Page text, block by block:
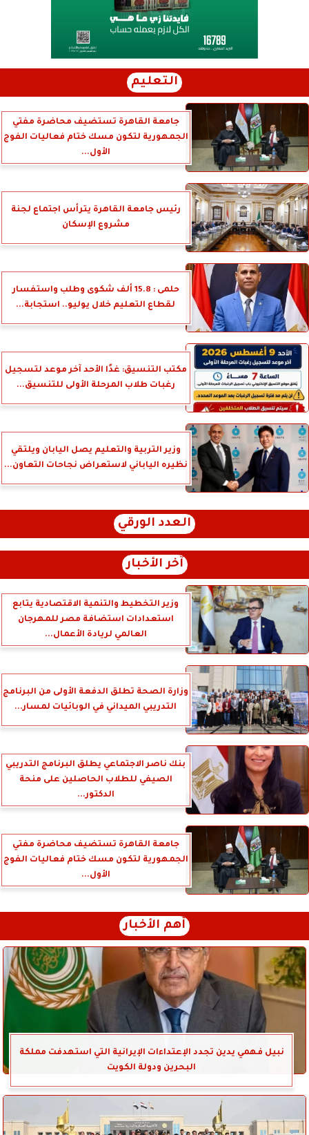
التعليم
جامعة القاهرة تستضيف محاضرة مفتي
الجمهورية لتكون مسك ختام فعاليات الفوج
الأول...
رئيس جامعة القاهرة يترأس اجتماع لجنة
مشروع الإسكان
حلمى : 15.8 ألف شكوى وطلب واستفسار
لقطاع التعليم خلال يوليو.. استجابة...
مكتب التنسيق: غدًا الأحد آخر موعد لتسجيل
رغبات طلاب المرحلة الأولى للتنسيق...
وزير التربية والتعليم يصل اليابان ويلتقي
نظيره الياباني لاستعراض نجاحات التعاون...
العدد الورقي
آخر الأخبار
وزير التخطيط والتنمية الاقتصادية يتابع
استعدادات استضافة مصر للمهرجان
العالمي لريادة الأعمال...
وزارة الصحة تطلق الدفعة الأولى من البرنامج
التدريبي الميداني في الوبائيات لمسار...
بنك ناصر الاجتماعي يطلق البرنامج التدريبي
الصيفي للطلاب الحاصلين على منحة
الدكتور...
جامعة القاهرة تستضيف محاضرة مفتي
الجمهورية لتكون مسك ختام فعاليات الفوج
الأول...
أهم الأخبار
نبيل فهمي يدين تجدد الإعتداءات الإيرانية التي استهدفت مملكة
البحرين ودولة الكويت